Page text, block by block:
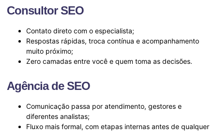
Consultor SEO
Contato direto com o especialista;
Respostas rápidas, troca contínua e acompanhamento
muito próximo;
Zero camadas entre você e quem toma as decisões.
Agência de SEO
Comunicação passa por atendimento, gestores e
diferentes analistas;
Fluxo mais formal, com etapas internas antes de qualquer